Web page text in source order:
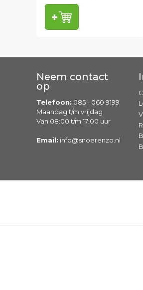
Neem contact
op
Telefoon: 085 - 060 9199
Maandag t/m vrijdag
Van 08:00 t/m 17:00 uur
Email: info@snoerenzo.nl